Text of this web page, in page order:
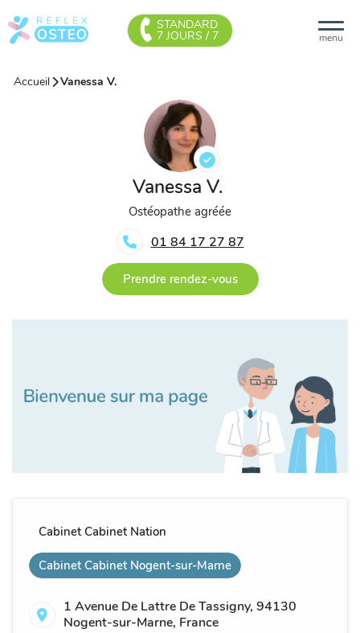
menu
STANDARD
7 JOURS / 7
Accueil Vanessa V.
Vanessa V.
Ostéopathe agréée
01 84 17 27 87
Prendre rendez-vous
Cabinet Cabinet Nation
Cabinet Cabinet Nogent-sur-Marne
1 Avenue De Lattre De Tassigny, 94130
Nogent-sur-Marne, France